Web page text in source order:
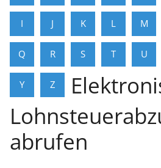
I J K L M
Q R S T U
Y Z
abrufen